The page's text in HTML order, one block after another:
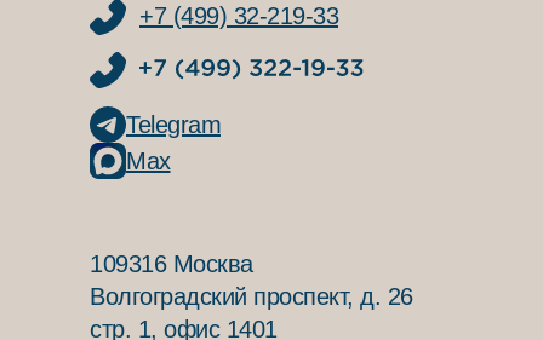
+7 (499) 32-219-33
Telegram
Max
109316 Москва
Волгоградский проспект, д. 26
стр. 1, офис 1401